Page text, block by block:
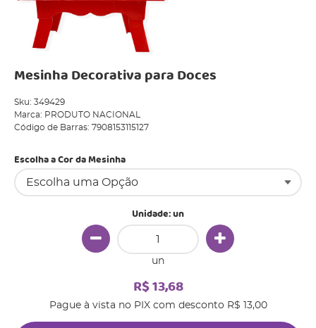
Mesinha Decorativa para Doces
Sku: 349429
Marca: PRODUTO NACIONAL
Código de Barras: 7908153115127
Escolha a Cor da Mesinha
Unidade: un
un
R$ 13,68
Pague à vista no PIX com desconto R$ 13,00